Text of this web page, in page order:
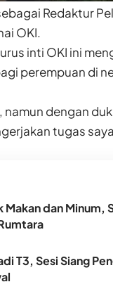
Redaktur
OKI.
inti OKI ini
perempuan di
namun dengan
tugas
dan Minum,
T3, Sesi Siang